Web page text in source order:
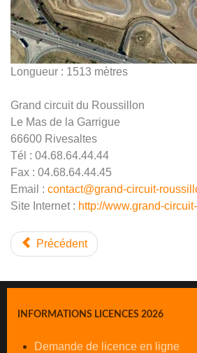
Longueur : 1513 mètres
Grand circuit du Roussillon
Le Mas de la Garrigue
66600 Rivesaltes
Tél : 04.68.64.44.44
Fax : 04.68.64.44.45
Email : contact@grand-circuit-
Site Internet : http://www.grand-
Précédent
INFORMATIONS LICENCES 2026
Demande de licence en ligne